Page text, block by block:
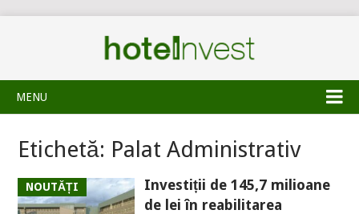
MENU
Etichetă: Palat Administrativ
NOUTĂȚI
Investiții de 145,7 milioane
de lei în reabilitarea